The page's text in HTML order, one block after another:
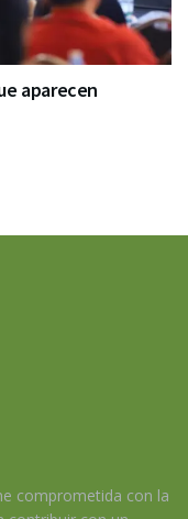
aparecen
comprometida con la